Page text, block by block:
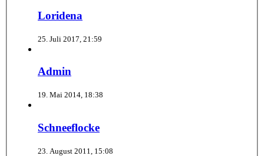
Loridena
25. Juli 2017, 21:59
Admin
19. Mai 2014, 18:38
Schneeflocke
23. August 2011, 15:08